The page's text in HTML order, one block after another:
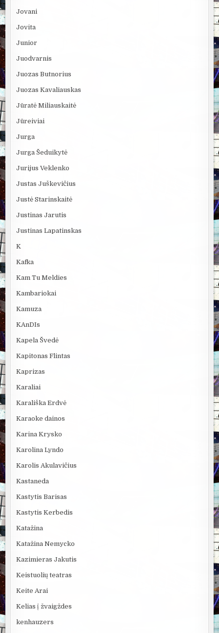
Jovani
Jovita
Junior
Juodvarnis
Juozas Butnorius
Juozas Kavaliauskas
Jūratė Miliauskaitė
Jūreiviai
Jurga
Jurga Šeduikytė
Jurijus Veklenko
Justas Juškevičius
Justė Starinskaitė
Justinas Jarutis
Justinas Lapatinskas
K
Kafka
Kam Tu Meldies
Kambariokai
Kamuza
KAnDIs
Kapela Švedė
Kapitonas Flintas
Kaprizas
Karaliai
Karališka Erdvė
Karaoke dainos
Karina Krysko
Karolina Lyndo
Karolis Akulavičius
Kastaneda
Kastytis Barisas
Kastytis Kerbedis
Katažina
Katažina Nemycko
Kazimieras Jakutis
Keistuolių teatras
Keite Arai
Kelias į žvaigždes
kenhauzers